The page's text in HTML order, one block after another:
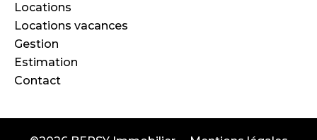
Locations
Locations vacances
Gestion
Estimation
Contact